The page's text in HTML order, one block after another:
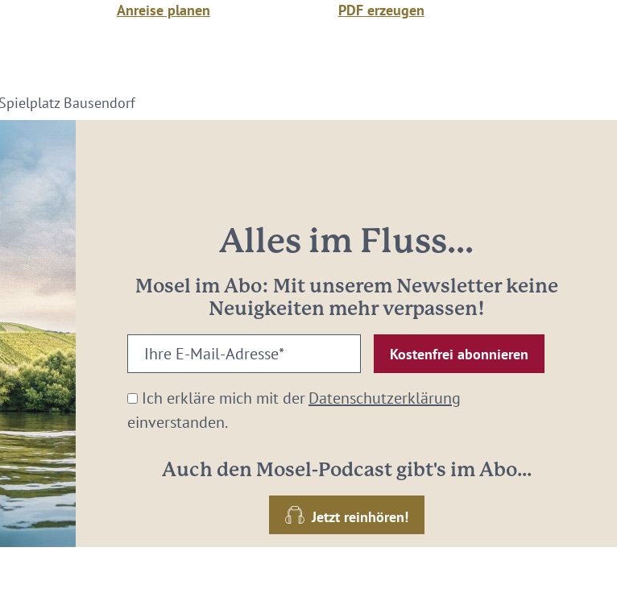
Anreise planen PDF erzeugen
Spielplatz Bausendorf
Alles im Fluss...
Mosel im Abo: Mit unserem Newsletter keine
Neuigkeiten mehr verpassen!
Ihre
E-
Mail-
Adresse:
Ich erkläre mich mit derDatenschutzerklärung
einverstanden.
Auch den Mosel-Podcast gibt's im Abo...
Jetzt reinhören!